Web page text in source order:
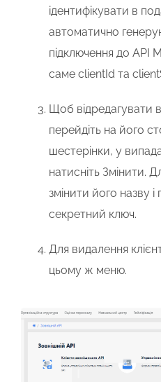
ідентифікувати в
автоматично
підключення до АРІ
саме clientId та
Щоб відредагувати
перейдіть на його
шестерінки, у
натисніть Змінити.
змінити його назву
секретний ключ.
Для видалення
цьому ж меню.